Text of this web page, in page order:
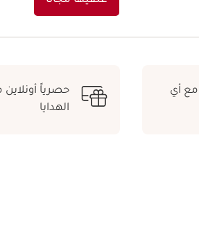
مع أي
حصرياً
الهدايا